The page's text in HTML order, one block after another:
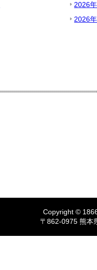
2026
2026
Copyright ©
〒862-0975 熊本